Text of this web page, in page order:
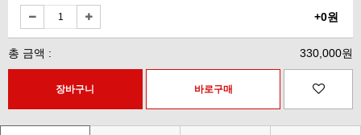
+0원
총 금액 : 330,000원